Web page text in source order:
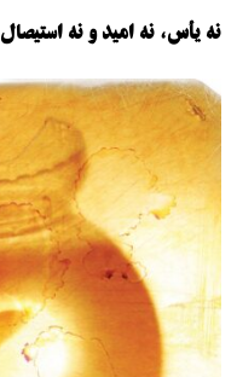
نه یأس، نه امید و نه استیصال